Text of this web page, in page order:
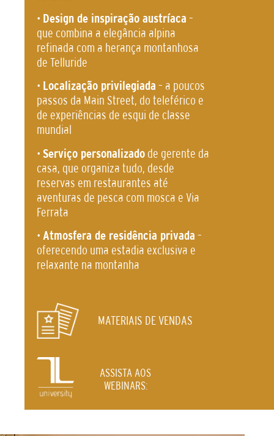
• Design de inspiração austríaca –
que combina a elegância alpina
refinada com a herança montanhosa
de Telluride
• Localização privilegiada – a poucos
passos da Main Street, do teleférico e
de experiências de esqui de classe
mundial
• Serviço personalizado de gerente da
casa, que organiza tudo, desde
reservas em restaurantes até
aventuras de pesca com mosca e Via
Ferrata
• Atmosfera de residência privada –
oferecendo uma estadia exclusiva e
relaxante na montanha
MATERIAIS DE VENDAS
ASSISTA AOS
WEBINARS: